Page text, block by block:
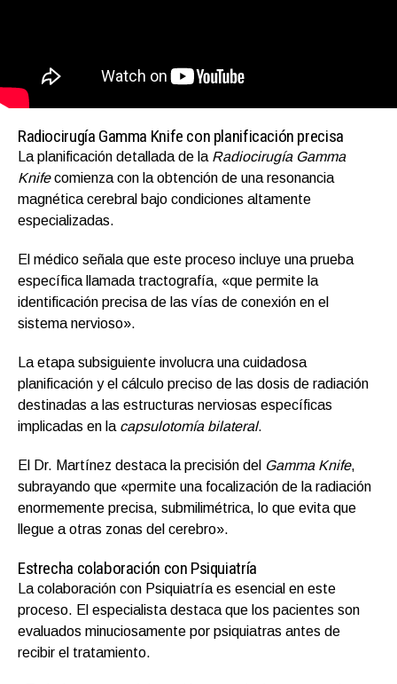
Radiocirugía Gamma Knife con planificación precisa
La planificación detallada de la Radiocirugía Gamma
Knifecomienza con la obtención de una resonancia
magnética cerebral bajo condiciones altamente
especializadas.
El médico señala que este proceso incluye una prueba
específica llamada tractografía, «que permite la
identificación precisa de las vías de conexión en el
sistema nervioso».
La etapa subsiguiente involucra una cuidadosa
planificación y el cálculo preciso de las dosis de radiación
destinadas a las estructuras nerviosas específicas
implicadas en la capsulotomía bilateral.
El Dr. Martínez destaca la precisión del Gamma Knife,
subrayando que «permite una focalización de la radiación
enormemente precisa, submilimétrica, lo que evita que
llegue a otras zonas del cerebro».
Estrecha colaboración con Psiquiatría
La colaboración con Psiquiatría es esencial en este
proceso. El especialista destaca que los pacientes son
evaluados minuciosamente por psiquiatras antes de
recibir el tratamiento.